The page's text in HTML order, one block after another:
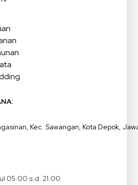
Kec. Sawangan, Kota Depok,
05:00 s.d. 21.00